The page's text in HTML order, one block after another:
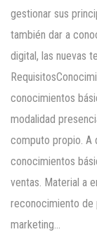
gestionar sus
también dar a
digital, las nuevas
conocimientos
modalidad
computo propio. A
conocimientos
ventas. Material a
reconocimiento de
marketing…